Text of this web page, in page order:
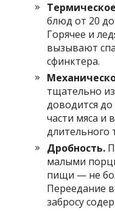
блюд от 20 до
Горячее и
вызывают
сфинктера.
тщательно
доводится
части мяса и
длительного
Дробность.
малыми
пищи — не
Переедание
забросу